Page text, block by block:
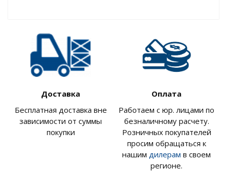
Доставка
Бесплатная доставка вне
зависимости от суммы
покупки
Оплата
Работаем с юр. лицами по
безналичному расчету.
Розничных покупателей
просим обращаться к
нашим дилерам в своем
регионе.